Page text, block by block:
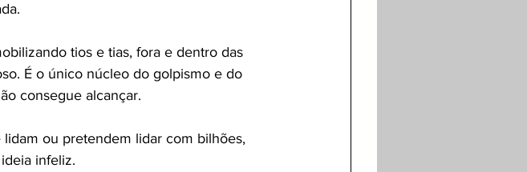
tios e tias, fora e dentro das
É o único núcleo do golpismo e do
consegue alcançar.
ou pretendem lidar com bilhões,
infeliz.